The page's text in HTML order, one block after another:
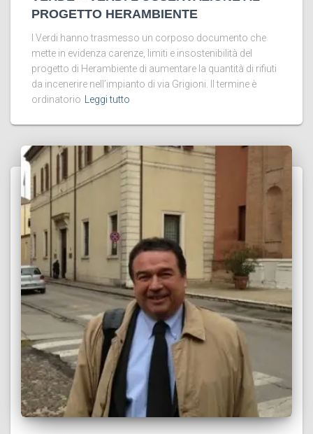
PROGETTO HERAMBIENTE
I Verdi hanno trasmesso un corposo documento che
mette in evidenza carenze, limiti e insostenibilità del
progetto di Herambiente di aumentare la quantità di rifiuti
da incenerire nell’impianto di via Grigioni. Il termine è
ordinatorio
Leggi tutto